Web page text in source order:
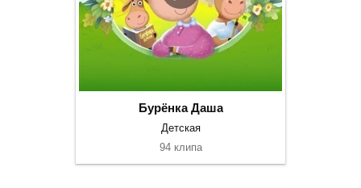
Бурёнка Даша
Детская
94 клипа